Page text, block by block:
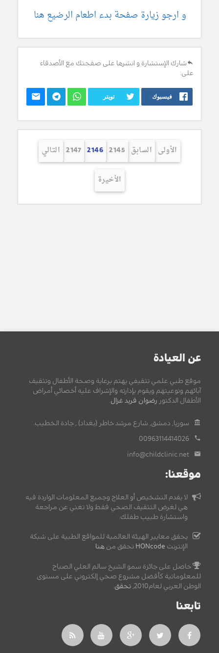
و ارجو زيارة صفحة بدء اطعام الرضيع هنا
شارك الإستشارة و انشرها على صفحتك مع الأصدقاء
على:
فيسبوك تويتر
الأولى السابق 2145
2146
2147 التالي
الأخيرة
عن العيادة
موقع طبي علمي تثقيفي يهتم برعاية وصحة الأطفال وتثقيف
آبائهم وتوعيتهم ويقوم بإدارته والإشراف عليه أخصائي أمراض
الأطفال الدكتور رضوان فريد غزال
سوريا, دمشق, شارع مرشد خاطر (بغداد) , جادة الخطيب.
00963114414026
info@childclinic.net
موقعنا:
لا يقدم التشخيص أو العلاج وجميع المعلومات الواردة فيه
هي لغرض التثقيف الصحي فقط ولا تغني عن مراجعة
واستشارة طبيب طفلك.
يحقق معايير الهيئة العالمية للمواقع الطبية على شبكة
الإنترنت HONcode تحقق من هنا
حاصل على جائزة سمو الشيخ سالم العلي الصباح
للمعلوماتية كأفضل مشروع صحي إلكتروني على مستوى
الوطن العربي لعام2010,
تحقق
تابعنا